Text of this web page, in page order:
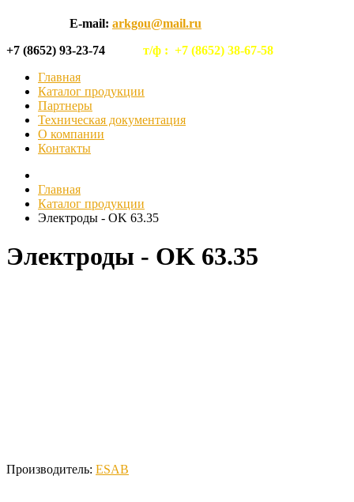
E-mail: arkgou@mail.ru
+7 (8652) 93-23-74 т/ф : +7 (8652) 38-67-58
Главная
Каталог продукции
Партнеры
Техническая документация
О компании
Контакты
Главная
Каталог продукции
Электроды - OK 63.35
Электроды - OK 63.35
Производитель: ESAB